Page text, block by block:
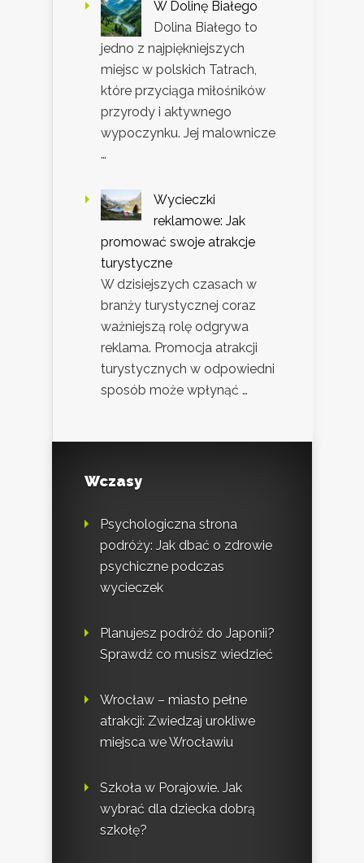
W Dolinę Białego
Dolina Białego to
jedno z najpiękniejszych
miejsc w polskich Tatrach,
które przyciąga miłośników
przyrody i aktywnego
wypoczynku. Jej malownicze
…
Wycieczki
reklamowe: Jak
promować swoje atrakcje
turystyczne
W dzisiejszych czasach w
branży turystycznej coraz
ważniejszą rolę odgrywa
reklama. Promocja atrakcji
turystycznych w odpowiedni
sposób może wpłynąć …
Wczasy
Psychologiczna strona
podróży: Jak dbać o zdrowie
psychiczne podczas
wycieczek
Planujesz podróż do Japonii?
Sprawdź co musisz wiedzieć
Wrocław – miasto pełne
atrakcji: Zwiedzaj urokliwe
miejsca we Wrocławiu
Szkoła w Porajowie. Jak
wybrać dla dziecka dobrą
szkołę?